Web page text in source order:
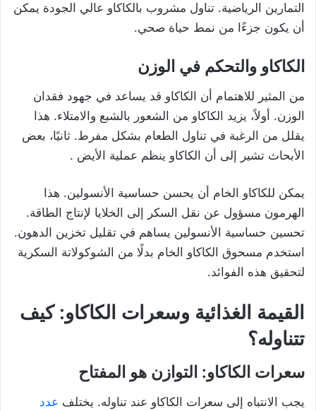
التمارين الرياضية. تناول مشروب بالكاكاو عالي الجودة يمكن
أن يكون جزءًا من نمط حياة صحي.
الكاكاو والتحكم في الوزن
من المثير للاهتمام أن الكاكاو قد يساعد في جهود فقدان
الوزن. أولاً، يزيد الكاكاو من الشعور بالشبع والامتلاء. هذا
يقلل من الرغبة في تناول الطعام بشكل مفرط. ثانيًا، بعض
الأبحاث تشير إلى أن الكاكاو ينظم عملية الأيض .
يمكن للكاكاو الخام أن يحسن حساسية الأنسولين. هذا
الهرمون مسؤول عن نقل السكر إلى الخلايا لإنتاج الطاقة.
تحسين حساسية الأنسولين يساهم في تقليل تخزين الدهون.
استخدم مسحوق الكاكاو الخام بدلًا من الشوكولاتة السكرية
لتحقيق هذه الفوائد.
القيمة الغذائية وسعرات الكاكاو: كيف
تتناوله؟
سعرات الكاكاو: التوازن هو المفتاح
يجب الانتباه إلى سعرات الكاكاو عند تناوله. يختلف عدد